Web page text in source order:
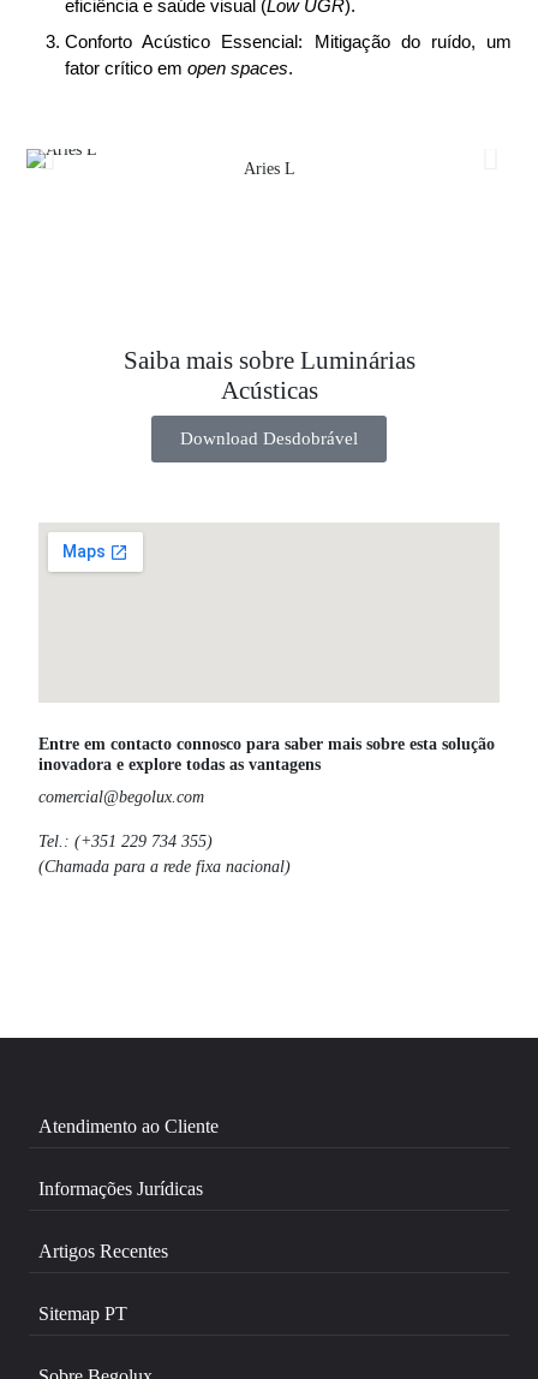
eficiência e saúde visual (Low UGR).
Conforto Acústico Essencial: Mitigação do ruído, um
fator crítico em open spaces.
Aries L
Saiba mais sobre Luminárias
Acústicas
Download Desdobrável
Entre em contacto connosco para saber mais sobre esta solução
inovadora e explore todas as vantagens
comercial@begolux.com
Tel.: (+351 229 734 355)
(Chamada para a rede fixa nacional)
Atendimento ao Cliente
Informações Jurídicas
Artigos Recentes
Sitemap PT